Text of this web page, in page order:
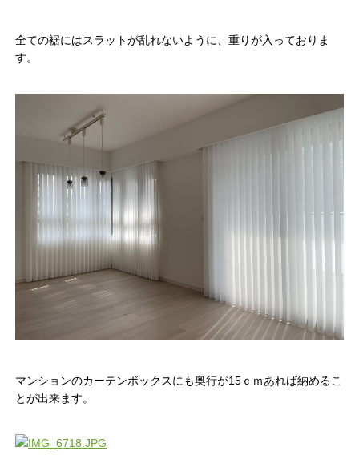
全ての裾にはスラットが乱れないように、重りが入っておりま
す。
マンションのカーテンボックスにも奥行が15ｃｍあれば納めるこ
とが出来ます。